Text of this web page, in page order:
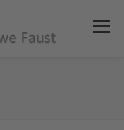
Menü